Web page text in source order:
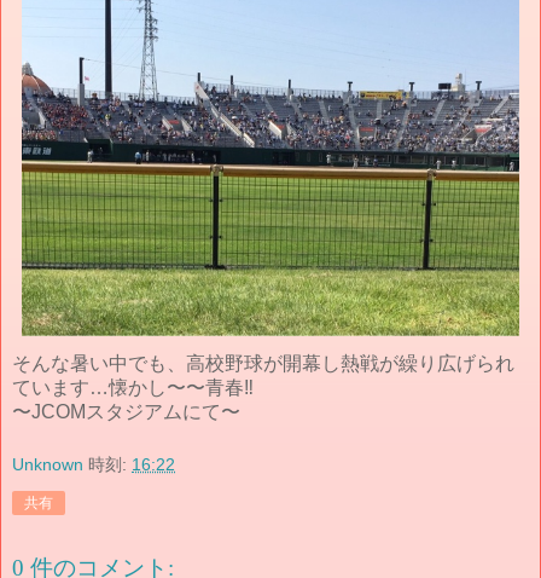
そんな暑い中でも、高校野球が開幕し熱戦が繰り広げられ
ています…懐かし〜〜青春‼︎
〜JCOMスタジアムにて〜
Unknown 時刻: 16:22
共有
0 件のコメント: